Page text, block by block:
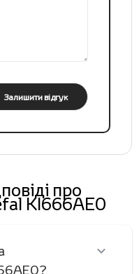
Залишити відгук
про
KI666AE0